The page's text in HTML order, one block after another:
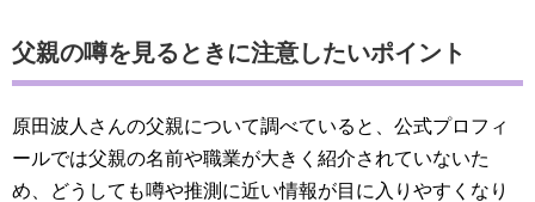
父親の噂を見るときに注意したいポイント
原田波人さんの父親について調べていると、公式プロフィ
ールでは父親の名前や職業が大きく紹介されていないた
め、どうしても噂や推測に近い情報が目に入りやすくなり